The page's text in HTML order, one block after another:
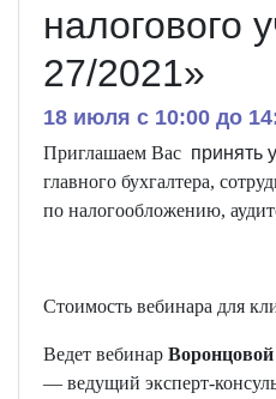
налогового
27/2021»
18 июля c 10:00 до
Приглашаем Вас принять
главного бухгалтера,
по налогообложению,
Стоимость вебинара для
Ведет вебинар
— ведущий эксперт-